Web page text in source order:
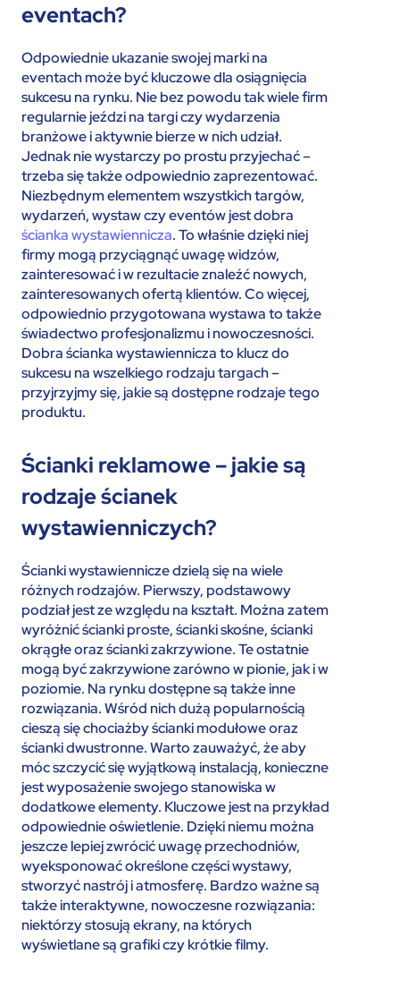
eventach?
Odpowiednie ukazanie swojej marki na
eventach może być kluczowe dla osiągnięcia
sukcesu na rynku. Nie bez powodu tak wiele firm
regularnie jeździ na targi czy wydarzenia
branżowe i aktywnie bierze w nich udział.
Jednak nie wystarczy po prostu przyjechać –
trzeba się także odpowiednio zaprezentować.
Niezbędnym elementem wszystkich targów,
wydarzeń, wystaw czy eventów jest dobra
ścianka wystawiennicza. To właśnie dzięki niej
firmy mogą przyciągnąć uwagę widzów,
zainteresować i w rezultacie znaleźć nowych,
zainteresowanych ofertą klientów. Co więcej,
odpowiednio przygotowana wystawa to także
świadectwo profesjonalizmu i nowoczesności.
Dobra ścianka wystawiennicza to klucz do
sukcesu na wszelkiego rodzaju targach –
przyjrzyjmy się, jakie są dostępne rodzaje tego
produktu.
Ścianki reklamowe – jakie są
rodzaje ścianek
wystawienniczych?
Ścianki wystawiennicze dzielą się na wiele
różnych rodzajów. Pierwszy, podstawowy
podział jest ze względu na kształt. Można zatem
wyróżnić ścianki proste, ścianki skośne, ścianki
okrągłe oraz ścianki zakrzywione. Te ostatnie
mogą być zakrzywione zarówno w pionie, jak i w
poziomie. Na rynku dostępne są także inne
rozwiązania. Wśród nich dużą popularnością
cieszą się chociażby ścianki modułowe oraz
ścianki dwustronne. Warto zauważyć, że aby
móc szczycić się wyjątkową instalacją, konieczne
jest wyposażenie swojego stanowiska w
dodatkowe elementy. Kluczowe jest na przykład
odpowiednie oświetlenie. Dzięki niemu można
jeszcze lepiej zwrócić uwagę przechodniów,
wyeksponować określone części wystawy,
stworzyć nastrój i atmosferę. Bardzo ważne są
także interaktywne, nowoczesne rozwiązania:
niektórzy stosują ekrany, na których
wyświetlane są grafiki czy krótkie filmy.